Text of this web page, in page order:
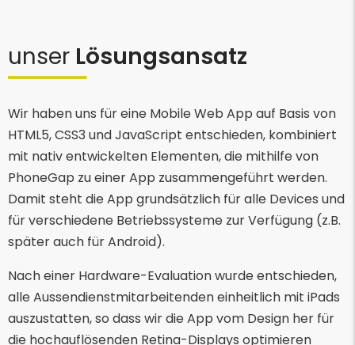
unser Lösungsansatz
Wir haben uns für eine Mobile Web App auf Basis von
HTML5, CSS3 und JavaScript entschieden, kombiniert
mit nativ entwickelten Elementen, die mithilfe von
PhoneGap zu einer App zusammengeführt werden.
Damit steht die App grundsätzlich für alle Devices und
für verschiedene Betriebssysteme zur Verfügung (z.B.
später auch für Android).
Nach einer Hardware-Evaluation wurde entschieden,
alle Aussendienstmitarbeitenden einheitlich mit iPads
auszustatten, so dass wir die App vom Design her für
die hochauflösenden Retina-Displays optimieren